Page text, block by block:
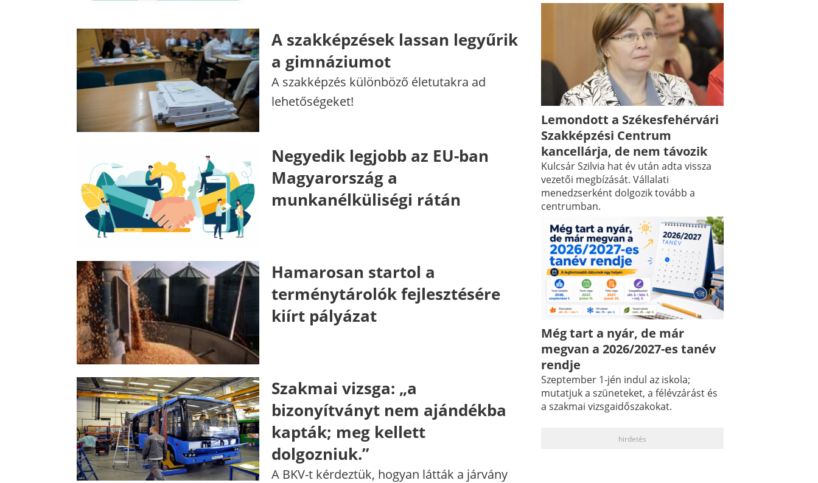
A szakképzések lassan legyűrik
a gimnáziumot
A szakképzés különböző életutakra ad
lehetőségeket!
Negyedik legjobb az EU-ban
Magyarország a
munkanélküliségi rátán
Hamarosan startol a
terménytárolók fejlesztésére
kiírt pályázat
Szakmai vizsga: „a
bizonyítványt nem ajándékba
kapták; meg kellett
dolgozniuk.”
A BKV-t kérdeztük, hogyan látták a járvány
Lemondott a Székesfehérvári
Szakképzési Centrum
kancellárja, de nem távozik
Kulcsár Szilvia hat év után adta vissza
vezetői megbízását. Vállalati
menedzserként dolgozik tovább a
centrumban.
Még tart a nyár, de már
megvan a 2026/2027-es tanév
rendje
Szeptember 1-jén indul az iskola;
mutatjuk a szüneteket, a félévzárást és
a szakmai vizsgaidőszakokat.
hirdetés